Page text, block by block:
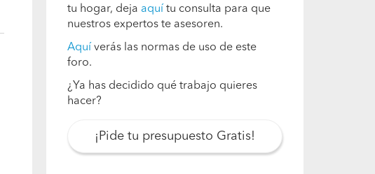
tu hogar, deja aquí tu consulta para que
nuestros expertos te asesoren.
Aquí verás las normas de uso de este
foro.
¿Ya has decidido qué trabajo quieres
hacer?
¡Pide tu presupuesto Gratis!